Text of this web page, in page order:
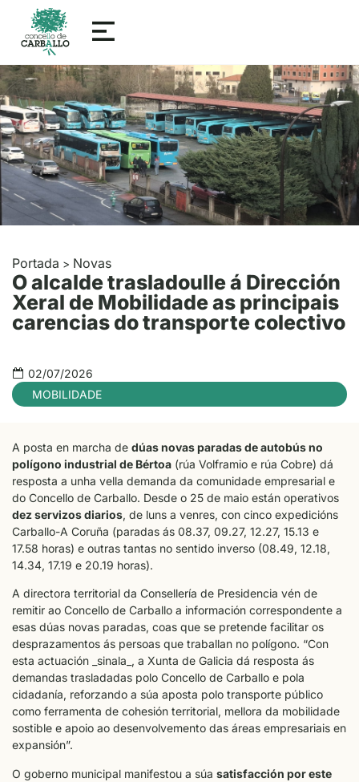
Portada > Novas
O alcalde trasladoulle á Dirección
Xeral de Mobilidade as principais
carencias do transporte colectivo
02/07/2026
MOBILIDADE
A posta en marcha de dúas novas paradas de autobús no
polígono industrial de Bértoa (rúa Volframio e rúa Cobre) dá
resposta a unha vella demanda da comunidade empresarial e
do Concello de Carballo. Desde o 25 de maio están operativos
dez servizos diarios, de luns a venres, con cinco expedicións
Carballo-A Coruña (paradas ás 08.37, 09.27, 12.27, 15.13 e
17.58 horas) e outras tantas no sentido inverso (08.49, 12.18,
14.34, 17.19 e 20.19 horas).
A directora territorial da Consellería de Presidencia vén de
remitir ao Concello de Carballo a información correspondente a
esas dúas novas paradas, coas que se pretende facilitar os
desprazamentos ás persoas que traballan no polígono. “Con
esta actuación _sinala_, a Xunta de Galicia dá resposta ás
demandas trasladadas polo Concello de Carballo e pola
cidadanía, reforzando a súa aposta polo transporte público
como ferramenta de cohesión territorial, mellora da mobilidade
sostible e apoio ao desenvolvemento das áreas empresariais en
expansión”.
O goberno municipal manifestou a súa satisfacción por este